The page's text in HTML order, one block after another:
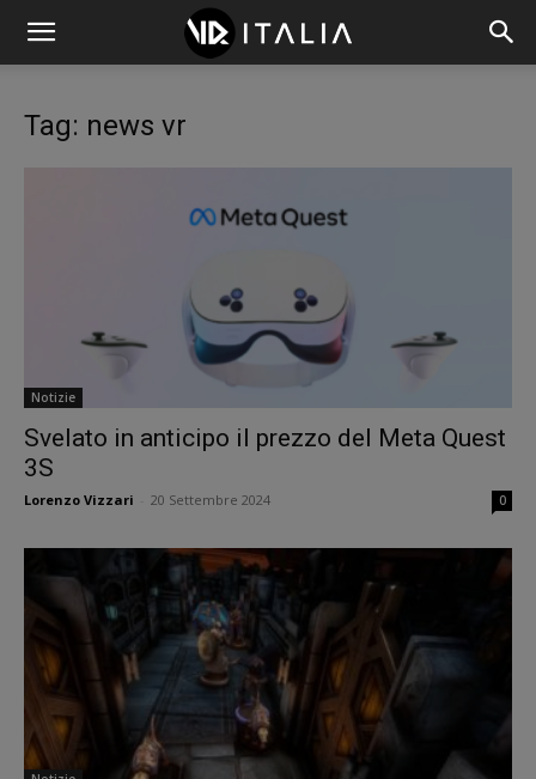
Tag: news vr
Notizie
Svelato in anticipo il prezzo del Meta Quest
3S
Lorenzo Vizzari 20 Settembre 2024 0